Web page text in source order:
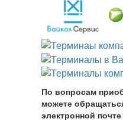
По вопросам
можете
электронной почте